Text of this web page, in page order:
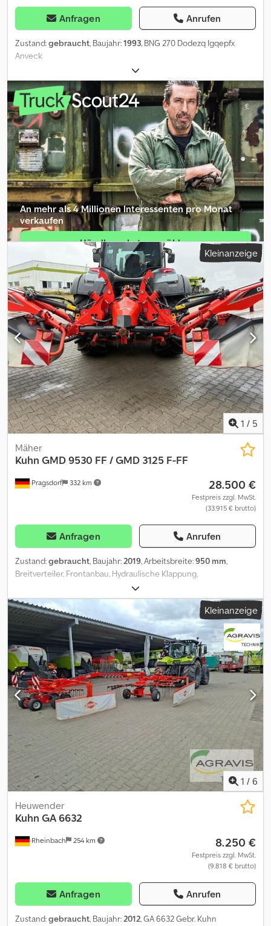
Anfragen Anrufen
Zustand:gebraucht, Baujahr:1993, BNG 270 Dodezq Igqepfx
Anveck
An mehr als 4 Millionen Inte­ressenten pro Monat
verkaufen
Händlerpaket auswählen
Einzelinserat erstellen
Kleinanzeige
1 / 5
Pragsdorf 332 km
Mäher
Kuhn GMD 9530 FF / GMD 3125 F-FF
28.500 €
Festpreis zzgl. MwSt.
(33.915 € brutto)
Anfragen Anrufen
Zustand:gebraucht, Baujahr:2019, Arbeitsbreite:950 mm,
Breitverteiler, Frontanbau, Hydraulische Klappung,
Schwadleitbleche, Höhenverstellung, Heckanbau,
Scheibenmähwerk, Schmetterlingskombination,
Schwadzusammenführung_____Schmetterlingskombin ation,
Heck-Front, AB 9,50m, Schnell-wechsler für Messer, Schwadbreite
von 2-2,80m, ohne Auf-bereiter,Lagerort:Kunde Djdpfezth Dhsx
Anvock
Kleinanzeige
1 / 6
Rheinbach 254 km
Heuwender
Kuhn GA 6632
8.250 €
Festpreis zzgl. MwSt.
(9.818 € brutto)
Anfragen Anrufen
Zustand:gebraucht, Baujahr:2012, GA 6632 Gebr. Kuhn